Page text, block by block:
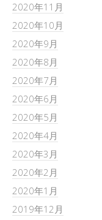
2020年11月
2020年10月
2020年9月
2020年8月
2020年7月
2020年6月
2020年5月
2020年4月
2020年3月
2020年2月
2020年1月
2019年12月